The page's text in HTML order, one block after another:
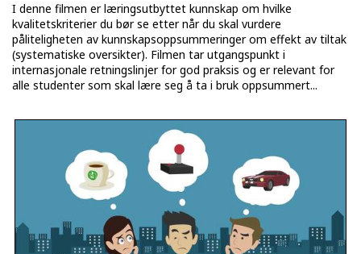
I denne filmen er læringsutbyttet kunnskap om hvilke
kvalitetskriterier du bør se etter når du skal vurdere
påliteligheten av kunnskapsoppsummeringer om effekt av tiltak
(systematiske oversikter). Filmen tar utgangspunkt i
internasjonale retningslinjer for god praksis og er relevant for
alle studenter som skal lære seg å ta i bruk oppsummert...